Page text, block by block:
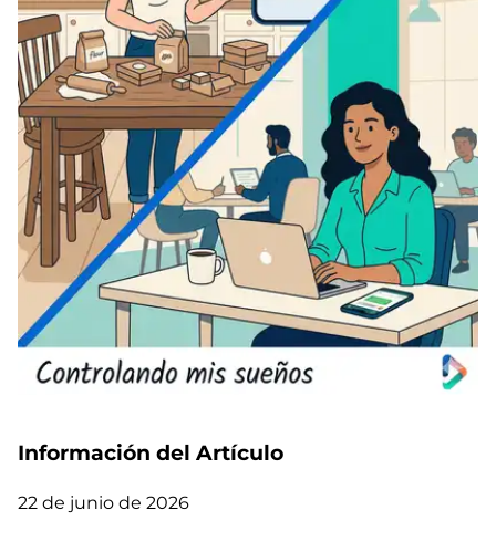
Información del Artículo
22 de junio de 2026